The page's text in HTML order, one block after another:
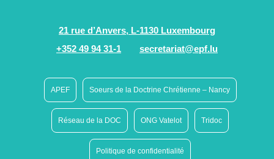
21 rue d’Anvers, L-1130 Luxembourg
+352 49 94 31-1
secretariat@epf.lu
APEF Soeurs de la Doctrine Chrétienne – Nancy
Réseau de la DOC ONG Vatelot Tridoc
Politique de confidentialité